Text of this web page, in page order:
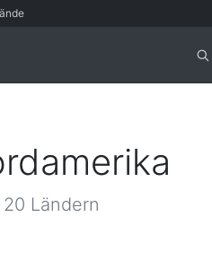
Ländern